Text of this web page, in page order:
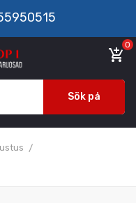
add_shopping_cart
0
Sök på